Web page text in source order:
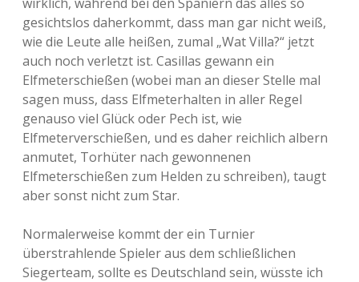
gesichtslos daherkommt, dass man gar nicht weiß,
wie die Leute alle heißen, zumal „Wat Villa?“ jetzt
auch noch verletzt ist. Casillas gewann ein
Elfmeterschießen (wobei man an dieser Stelle mal
sagen muss, dass Elfmeterhalten in aller Regel
genauso viel Glück oder Pech ist, wie
Elfmeterverschießen, und es daher reichlich albern
anmutet, Torhüter nach gewonnenen
Elfmeterschießen zum Helden zu schreiben), taugt
aber sonst nicht zum Star.
Normalerweise kommt der ein Turnier
überstrahlende Spieler aus dem schließlichen
Siegerteam, sollte es Deutschland sein, wüsste ich